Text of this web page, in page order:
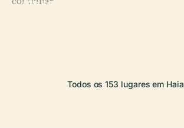
PLACE
Todos os 153 lugares em Haia